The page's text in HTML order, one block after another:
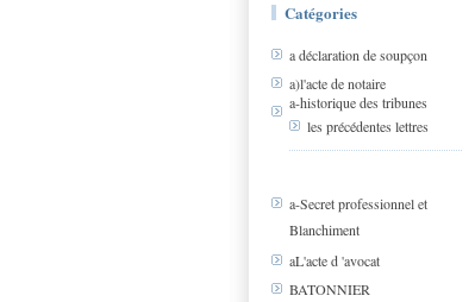
Catégories
a déclaration de soupçon
a)l'acte de notaire
a-historique des tribunes
les précédentes lettres
a-Secret professionnel et
Blanchiment
aL'acte d 'avocat
BATONNIER